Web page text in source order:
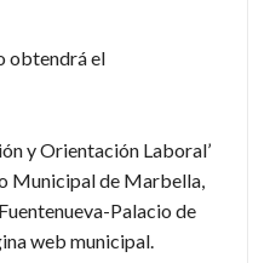
obtendrá el
y Orientación Laboral’
Municipal de Marbella,
Palacio de
web municipal.